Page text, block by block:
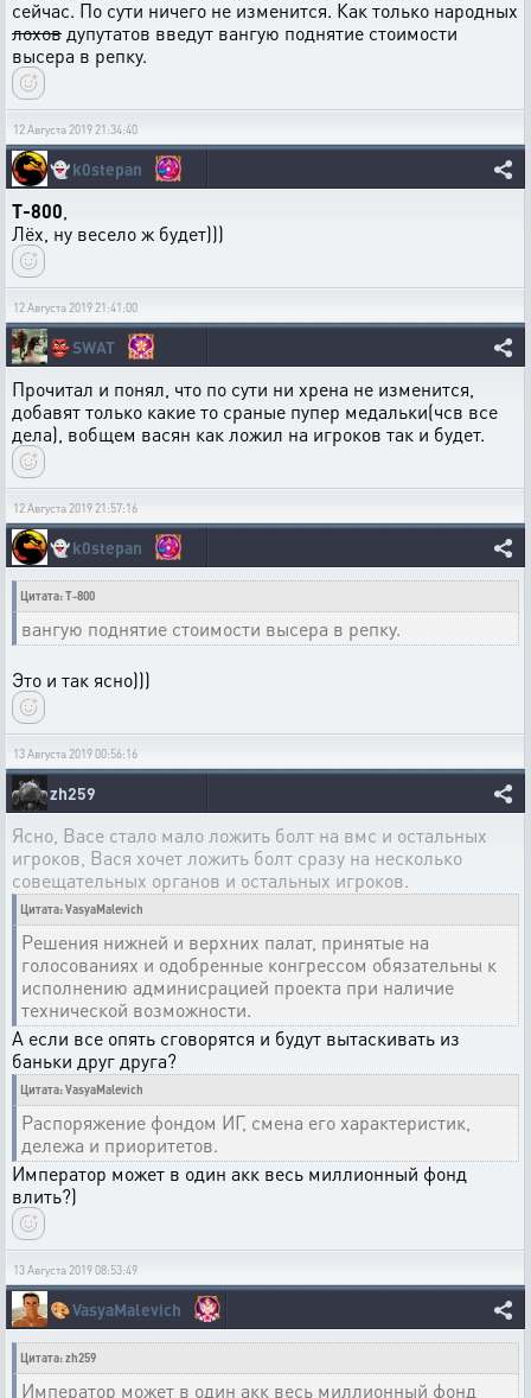
сейчас. По сути ничего не изменится. Как только народных
лохов дупутатов введут вангую поднятие стоимости
высера в репку.
12 Августа 2019 21:34:40
👻k0stepan
T-800
Лёх, ну весело ж будет)))
12 Августа 2019 21:41:00
👺SWAT
Прочитал и понял, что по сути ни хрена не изменится,
добавят только какие то сраные пупер медальки(чсв все
дела), вобщем васян как ложил на игроков так и будет.
12 Августа 2019 21:57:16
👻k0stepan
Цитата: T-800
вангую поднятие стоимости высера в репку.
Это и так ясно)))
13 Августа 2019 00:56:16
zh259
Ясно, Васе стало мало ложить болт на вмс и остальных
игроков, Вася хочет ложить болт сразу на несколько
совещательных органов и остальных игроков.
Цитата: VasyaMalevich
Решения нижней и верхних палат, принятые на
голосованиях и одобренные конгрессом обязательны к
исполнению админисрацией проекта при наличие
технической возможности.
А если все опять сговорятся и будут вытаскивать из
баньки друг друга?
Цитата: VasyaMalevich
Распоряжение фондом ИГ, смена его характеристик,
дележа и приоритетов.
Император может в один акк весь миллионный фонд
влить?)
13 Августа 2019 08:53:49
🎨VasyaMalevich
Цитата: zh259
Император может в один акк весь миллионный фонд